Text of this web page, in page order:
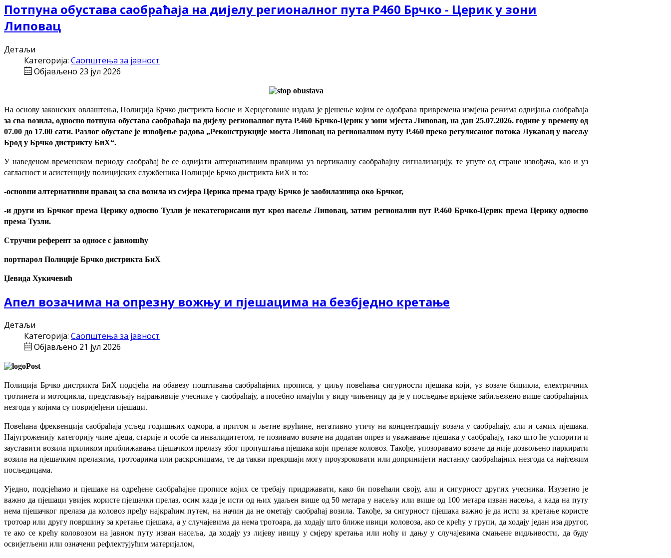
Потпуна обустава саобраћаја на дијелу регионалног пута Р460 Брчко - Церик у зони
Липовац
Детаљи
Категорија: Саопштења за јавност
Објављено 23 јул 2026
На основу законских овлаштења, Полиција Брчко дистрикта Босне и Херцеговине издала је рјешење којим се одобрава привремена измјена режима одвијања саобраћаја
за сва возила, односно потпуна обустава саобраћаја на дијелу регионалног пута Р.460 Брчко-Церик у зони мјеста Липовац, на дан 25.07.2026. године у времену од
07.00 до 17.00 сати.Разлог обуставе је извођење радова „Реконструкције моста Липовац на регионалном путу Р.460 преко регулисаног потока Лукавац у насељу
Брод у Брчко дистрикту БиХ“.
У наведеном временском периоду саобраћај ће се одвијати алтернативним правцима уз вертикалну саобраћајну сигнализацију, те упуте од стране извођача, као и уз
сагласност и асистенцију полицијских службеника Полиције Брчко дистрикта БиХ и то:
-основни алтернативни правац за сва возила из смјера Церика према граду Брчко је заобилазница око Брчког,
-и други из Брчког према Церику односно Тузли је некатегорисани пут кроз насеље Липовац, затим регионални пут Р.460 Брчко-Церик према Церику односно
према Тузли.
Стручни референт за односе с јавношћу
портпарол Полиције Брчко дистрикта БиХ
Џевида Хукичевић
Апел возачима на опрезну вожњу и пјешацима на безбједно кретање
Детаљи
Категорија: Саопштења за јавност
Објављено 21 јул 2026
Полиција Брчко дистрикта БиХ подсјећа на обавезу поштивања саобраћајних прописа, у циљу повећања сигурности пјешака који, уз возаче бицикла, електричних
тротинета и мотоцикла, представљају најрањивије учеснике у саобраћају, а посебно имајући у виду чињеницу да је у посљедње вријеме забиљежено више саобраћајних
незгода у којима су повријеђени пјешаци.
Повећана фреквенција саобраћаја усљед годишњих одмора, а притом и љетне врућине, негативно утичу на концентрацију возача у саобраћају, али и самих пјешака.
Најугроженију категорију чине дјеца, старије и особе са инвалидитетом, те позивамо возаче на додатан опрез и уважавање пјешака у саобраћају, тако што ће успорити и
зауставити возила приликом приближавања пјешачком прелазу због пропуштања пјешака који прелазе коловоз. Такође, упозоравамо возаче да није дозвољено паркирати
возила на пјешачким прелазима, тротоарима или раскрсницама, те да такви прекршаји могу проузроковати или допринијети настанку саобраћајних незгода са најтежим
посљедицама.
Уједно, подсјећамо и пјешаке на одређене саобраћајне прописе којих се требају придржавати, како би повећали своју, али и сигурност других учесника. Изузетно је
важно да пјешаци увијек користе пјешачки прелаз, осим када је исти од њих удаљен више од 50 метара у насељу или више од 100 метара изван насеља, а када на путу
нема пјешачког прелаза да коловоз пређу најкраћим путем, на начин да не ометају саобраћај возила. Такође, за сигурност пјешака важно је да исти за кретање користе
тротоар или другу површину за кретање пјешака, а у случајевима да нема тротоара, да ходају што ближе ивици коловоза, ако се крећу у групи, да ходају један иза другог,
те ако се крећу коловозом на јавном путу изван насеља, да ходају уз лијеву ивицу у смјеру кретања или ноћу и дању у случајевима смањене видљивости, да буду
освијетљени или означени рефлектујућим материјалом,